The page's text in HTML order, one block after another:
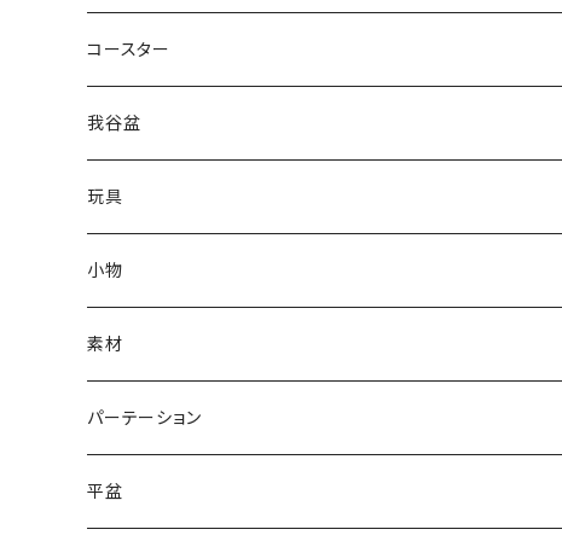
コースター
我谷盆
玩具
小物
素材
パーテーション
平盆